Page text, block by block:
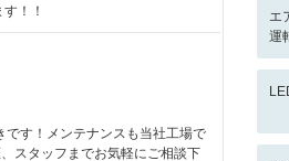
！！
す！メンテナンスも当社工場で
スタッフまでお気軽にご相談下
エ
運